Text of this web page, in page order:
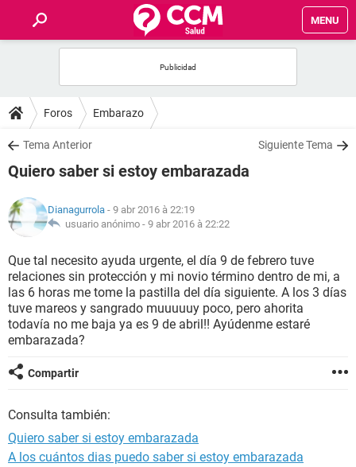
MENU
FORUMS
SALUD
FAMILIA
NUTRICIÓN
BIENESTAR
SEXUALIDAD
GLOSARIO
Foros Embarazo
Tema Anterior Siguiente Tema
Quiero saber si estoy embarazada
Dianagurrola - 9 abr 2016 à 22:19
usuario anónimo - 9 abr 2016 à 22:22
Que tal necesito ayuda urgente, el día 9 de febrero tuve
relaciones sin protección y mi novio término dentro de mi, a
las 6 horas me tome la pastilla del día siguiente. A los 3 días
tuve mareos y sangrado muuuuuy poco, pero ahorita
todavía no me baja ya es 9 de abril!! Ayúdenme estaré
embarazada?
Compartir
Consulta también:
Quiero saber si estoy embarazada
A los cuántos dias puedo saber si estoy embarazada